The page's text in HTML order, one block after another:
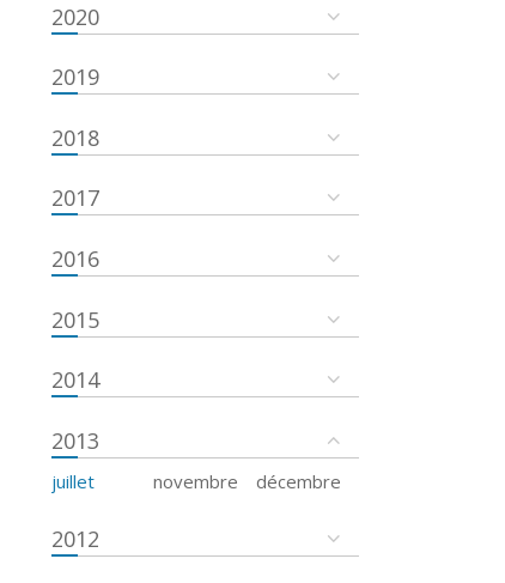
2020
2019
2018
2017
2016
2015
2014
2013
juillet novembre décembre
2012